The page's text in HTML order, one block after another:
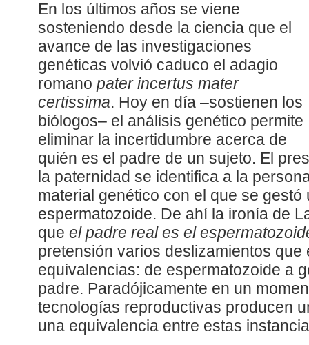
En los últimos años se viene
sosteniendo desde la ciencia que el
avance de las investigaciones
genéticas volvió caduco el adagio
romano pater incertus mater
certissima. Hoy en día –sostienen los
biólogos– el análisis genético permite
eliminar la incertidumbre acerca de
quién es el padre de un sujeto. El
la paternidad se identifica a la
material genético con el que se gestó
espermatozoide. De ahí la ironía de
que el padre real es el
pretensión varios deslizamientos que
equivalencias: de espermatozoide a
padre. Paradójicamente en un
tecnologías reproductivas producen
una equivalencia entre estas